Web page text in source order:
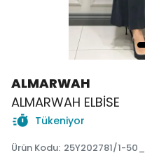
ALMARWAH
ALMARWAH ELBİSE
Tükeniyor
Ürün Kodu: 25Y202781/1-